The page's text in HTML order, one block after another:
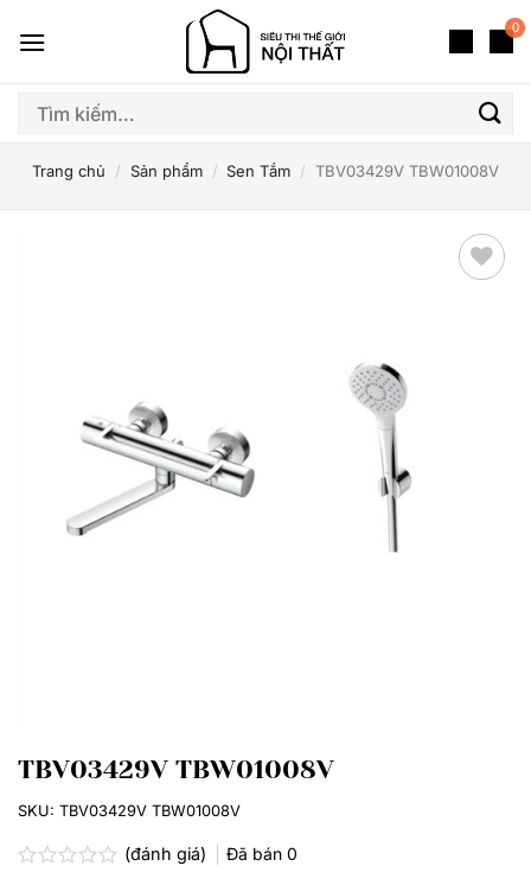
qua
dung
0
Tìm
Trang chủ / Sản phẩm / Sen Tắm / TBV03429V TBW01008V
TBV03429V TBW01008V
(đánh giá) Đã bán 0
SKU: TBV03429V TBW01008V